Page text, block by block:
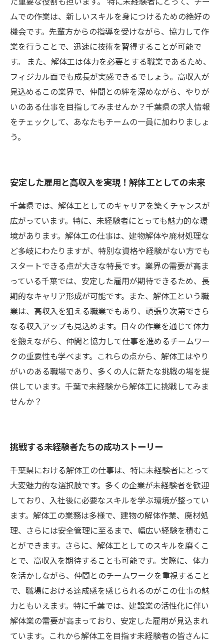
ムでの作業は、新しいスキルを身につけるための絶好の
機会です。先輩方からの指導を受けながら、協力して作
業を行うことで、迅速に技術を習得することが可能で
す。 また、解体工は体力を必要とする職業であるため、
フィジカル面でも成長が実感できるでしょう。高収入が
見込めるこの業界で、仲間との絆を深めながら、やりが
いのある仕事を目指してみませんか？千葉県の求人情報
をチェックして、あなたもチームの一員に加わりましょ
う。
安定した雇用と高収入を実現！解体工としての未来
千葉県では、解体工としてのキャリアを築くチャンスが
広がっています。特に、未経験者にとっても魅力的な環
境があります。解体工の仕事は、建物解体や廃材処理な
ど多岐にわたりますが、特別な資格や経験がない方でも
スタートできる点が大きな特長です。業界の需要が高ま
っている千葉では、安定した雇用が期待できるため、長
期的なキャリア形成が可能です。また、解体工という職
業は、高収入を狙える職業でもあり、頑張り次第でさら
なる収入アップも見込めます。日々の作業を通じて体力
を鍛えながら、仲間と協力して仕事を進めるチームワー
クの重要性も学べます。これらの点から、解体工はやり
がいのある職場であり、多くの人に新たな挑戦の場を提
供しています。千葉で未経験から解体工に挑戦してみま
せんか？
挑戦する未経験者たちの成功ストーリー
千葉県における解体工の仕事は、特に未経験者にとって
大変魅力的な選択肢です。多くの企業が未経験者を歓迎
しており、入社後に必要なスキルを学ぶ環境が整ってい
ます。解体工の業務は多様で、建物の解体作業、廃材処
理、さらには安全管理に至るまで、幅広い経験を積むこ
とができます。さらに、解体工としてのスキルを磨くこ
とで、高収入を期待することも可能です。実際に、体力
を活かしながら、仲間とのチームワークを重視すること
で、職場における達成感を感じられるのがこの仕事の魅
力ともいえます。特に千葉では、建設業の活性化に伴い
解体業の需要が高まっており、安定した雇用が見込まれ
ています。これから解体工を目指す未経験者の皆さんに